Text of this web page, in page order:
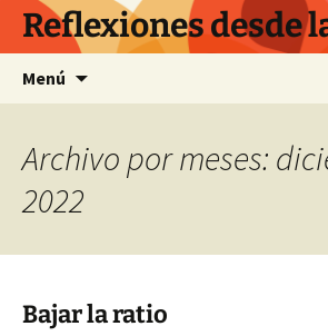
Saltar
contenido
Reflexiones desde
Menú
Archivo por meses:
2022
Bajar la ratio